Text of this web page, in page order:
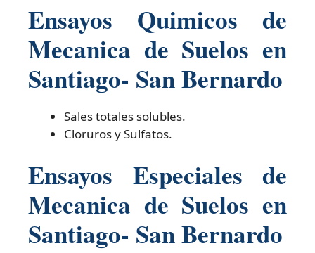
Ensayos Quimicos de
Mecanica de Suelos en
Santiago- San Bernardo
Sales totales solubles.
Cloruros y Sulfatos.
Ensayos Especiales de
Mecanica de Suelos en
Santiago- San Bernardo